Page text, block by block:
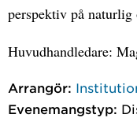
perspektiv på
Huvudhandledare:
Arrangör:
Evenemangstyp: